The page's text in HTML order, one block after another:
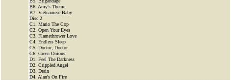
B6. Amy's Theme
B7. Vietnamese Baby
Disc 2
C1. Mario The Cop
C2. Open Your Eyes
C3. Flamethrower Love
C4. Endless Sleep
C5. Doctor, Doctor
C6. Green Onions
D1. Feel The Darkness
D2. Crippled Angel
D3. Drain
D4. Alan's On Fire